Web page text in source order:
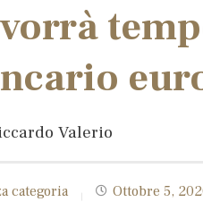
Valerio
categoria Ottobre 5,